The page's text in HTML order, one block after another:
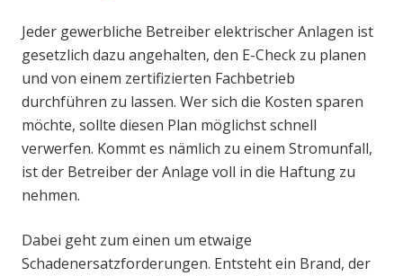
Jeder gewerbliche Betreiber elektrischer Anlagen ist
gesetzlich dazu angehalten, den E-Check zu planen
und von einem zertifizierten Fachbetrieb
durchführen zu lassen. Wer sich die Kosten sparen
möchte, sollte diesen Plan möglichst schnell
verwerfen. Kommt es nämlich zu einem Stromunfall,
ist der Betreiber der Anlage voll in die Haftung zu
nehmen.
Dabei geht zum einen um etwaige
Schadenersatzforderungen. Entsteht ein Brand, der